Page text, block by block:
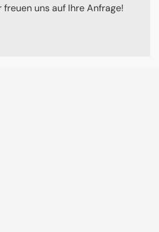
freuen uns auf Ihre Anfrage!